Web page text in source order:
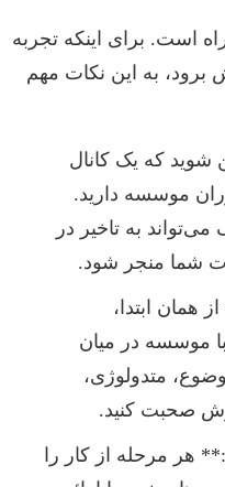
است. برای اینکه تجربه
به این نکات مهم
که یک کانال
موسسه دارید.
به تاخیر در
شما منجر شود.
همان ابتدا،
موسسه در میان
متدولوژی،
صحبت کنید.
هر مرحله از کار را